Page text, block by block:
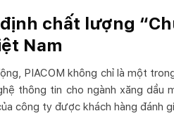
chất lượng
Nam
PIACOM không chỉ là một
thông tin cho ngành xăng
công ty được khách hàng đánh